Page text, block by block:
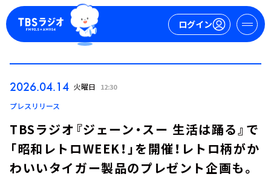
ログイン
2026.04.14 火曜日 12:30
プレスリリース
TBSラジオ『ジェーン・スー 生活は踊る』で
「昭和レトロWEEK！」を開催！レトロ柄がか
わいいタイガー製品のプレゼント企画も。